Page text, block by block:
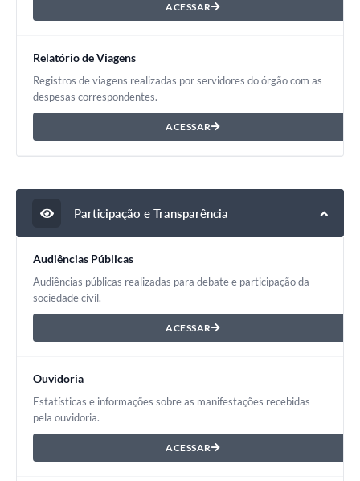
ACESSAR
Relatório de Viagens
Registros de viagens realizadas por servidores do órgão com as
despesas correspondentes.
ACESSAR
Participação e Transparência
Audiências Públicas
Audiências públicas realizadas para debate e participação da
sociedade civil.
ACESSAR
Ouvidoria
Estatísticas e informações sobre as manifestações recebidas
pela ouvidoria.
ACESSAR